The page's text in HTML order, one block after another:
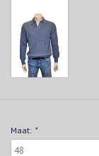
Maat: *